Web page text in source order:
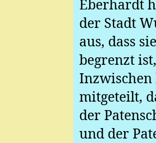
Eberhardt
der Stadt
aus, dass
begrenzt
mitgeteilt,
der
und der